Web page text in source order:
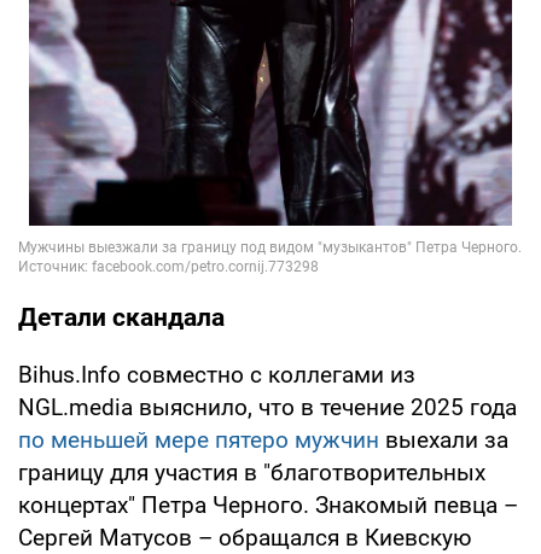
Детали скандала
Bihus.Info совместно с коллегами из
NGL.media выяснило, что в течение 2025 года
по меньшей мере пятеро мужчин выехали за
границу для участия в "благотворительных
концертах" Петра Черного. Знакомый певца –
Сергей Матусов – обращался в Киевскую